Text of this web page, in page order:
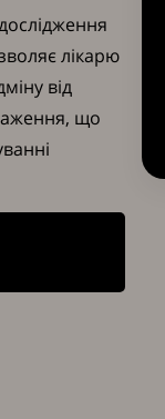
лікарю
від
що